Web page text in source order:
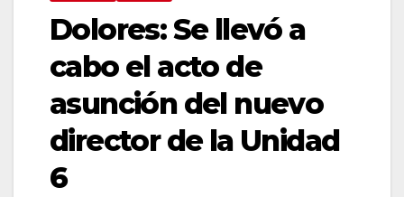
Dolores: Se llevó a
cabo el acto de
asunción del nuevo
director de la Unidad
6